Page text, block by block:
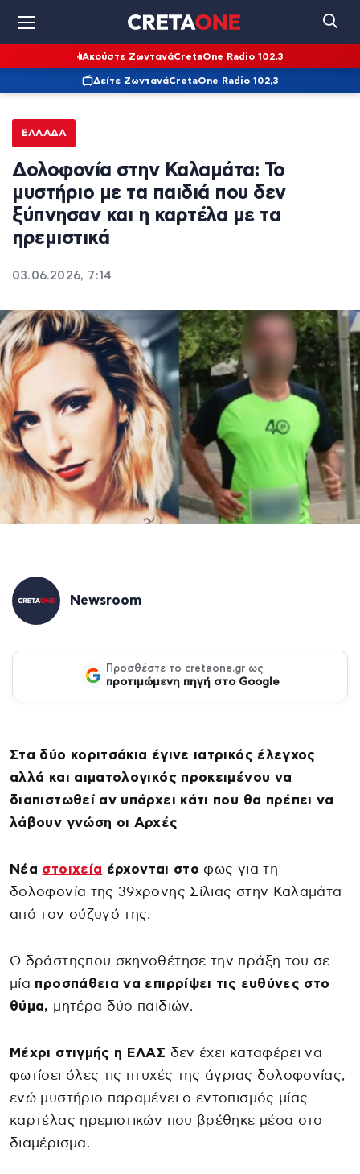
Ακούστε ΖωντανάCretaOne Radio 102,3
Δείτε ΖωντανάCretaOne Radio 102,3
ΕΛΛΆΔΑ
Δολοφονία στην Καλαμάτα: Το
μυστήριο με τα παιδιά που δεν
ξύπνησαν και η καρτέλα με τα
ηρεμιστικά
03.06.2026, 7:14
Newsroom
Προσθέστε το cretaone.gr ως
προτιμώμενη πηγή στο Google
Στα δύο κοριτσάκια έγινε ιατρικός έλεγχος
αλλά και αιματολογικός προκειμένου να
διαπιστωθεί αν υπάρχει κάτι που θα πρέπει να
λάβουν γνώση οι Αρχές
Νέα στοιχεία έρχονται στο φως για τη
δολοφονία της 39χρονης Σίλιας στην Καλαμάτα
από τον σύζυγό της.
Ο δράστηςπου σκηνοθέτησε την πράξη του σε
μία προσπάθεια να επιρρίψει τις ευθύνες στο
θύμα, μητέρα δύο παιδιών.
Μέχρι στιγμής η ΕΛΑΣ δεν έχει καταφέρει να
φωτίσει όλες τις πτυχές της άγριας δολοφονίας,
ενώ μυστήριο παραμένει ο εντοπισμός μίας
καρτέλας ηρεμιστικών που βρέθηκε μέσα στο
διαμέρισμα.